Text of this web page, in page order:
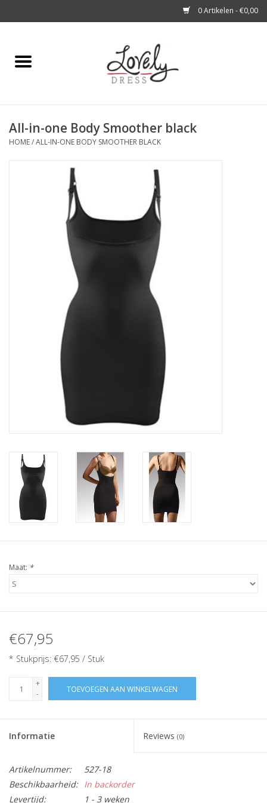
0 Artikelen - €0,00
Home
A story about
All-in-one Body Smoother black
HOME/ALL-IN-ONE BODY SMOOTHER BLACK
Maat: *
€67,95
* Stukprijs: €67,95 / Stuk
+
-
TOEVOEGEN AAN WINKELWAGEN
Informatie Reviews (0)
Artikelnummer:
527-18
Beschikbaarheid: In backorder
Levertijd:
1 - 3 weken